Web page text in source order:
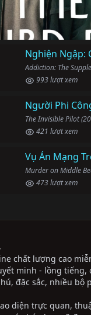
Addiction: The
993 lượt xem
Người Phi
The Invisible Pilot
421 lượt xem
Murder on Middle
473 lượt xem
chất lượng cao
minh - lồng tiếng,
đặc sắc, nhiều bộ
diện trực quan,